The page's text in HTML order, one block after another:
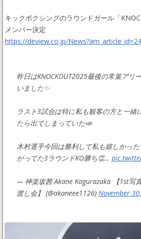
キックボクシングのラウンドガール「
メンバー決定
https://deview.co.jp/
昨日はKNOCKOUT2025最後の常葉アリ
いました✨
ラスト3試合は特に私も観客の方と一緒
たら出てしまっていた📣
木村選手今回は勝利して私も嬉しかっ
がってた3ラウンドKO勝ち👏…
— 神楽坂茜 Akane Kagurazaka 【1st写
渡し会】 (@akaneee1126) November